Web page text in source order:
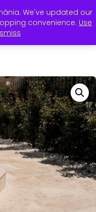
We've updated our
convenience. Use